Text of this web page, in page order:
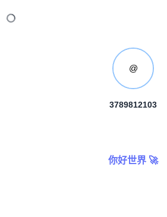
@
3789812103
你好世界 🚀